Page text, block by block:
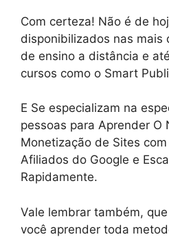
Com certeza! Não é de
disponibilizados nas mais
de ensino a distância e
cursos como o Smart
E Se especializam na
pessoas para Aprender O
Monetização de Sites
Afiliados do Google e
Rapidamente.
Vale lembrar também,
você aprender toda